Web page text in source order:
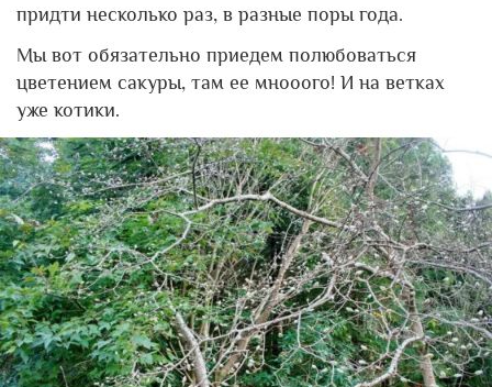
придти несколько раз, в разные поры года.
Мы вот обязательно приедем полюбоваться
цветением сакуры, там ее мнооого! И на ветках
уже котики.